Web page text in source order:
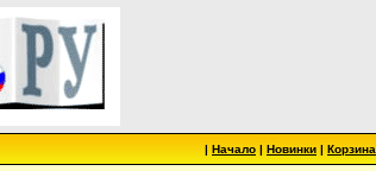
| Начало | Новинки | Корзина